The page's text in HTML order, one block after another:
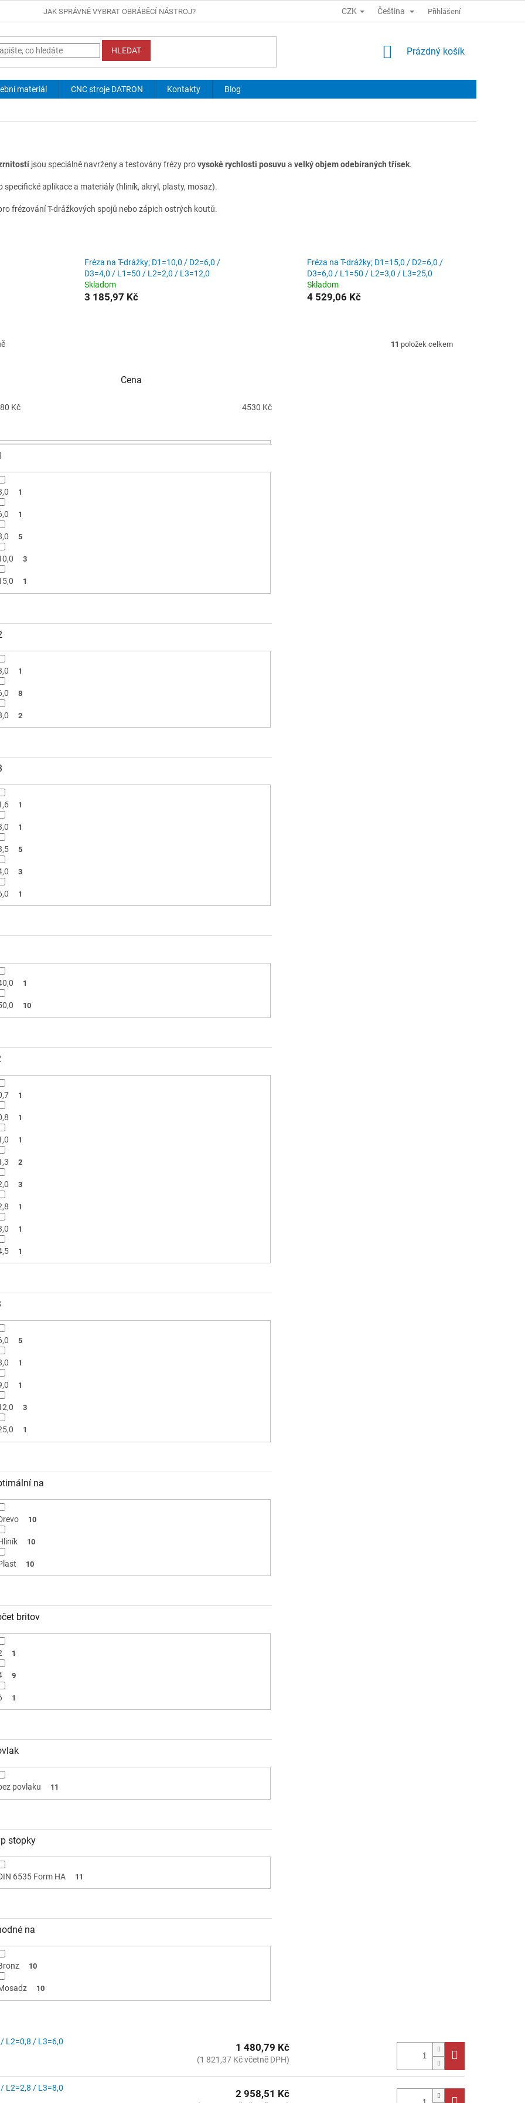
JAK SPRÁVNĚ VYBRAT OBRÁBĚCÍ NÁSTROJ? CZK Čeština Přihlášení
HLEDAT
NÁKUPNÍ
Prázdný košík
materiál CNC stroje DATRON Kontakty Blog
jsou speciálně navrženy a testovány frézy provysoké rychlosti posuvu a velký objem odebíraných třísek.
aplikace a materiály (hliník, akryl, plasty, mosaz).
frézování T-drážkových spojů nebo zápich ostrých koutů.
Fréza na T-drážky; D1=10,0 / D2=6,0 /
D3=4,0 / L1=50 / L2=2,0 / L3=12,0
Skladom
3 185,97 Kč
Fréza na T-drážky; D1=15,0 / D2=6,0 /
D3=6,0 / L1=50 / L2=3,0 / L3=25,0
Skladom
4 529,06 Kč
11 položek celkem
Cena
Kč 4530 Kč
1
1
5
3
1
1
8
2
1
1
5
3
1
1
10
1
1
1
2
3
1
1
1
5
1
1
3
1
na
10
10
10
britov
1
9
1
povlaku 11
stopky
6535 Form HA 11
na
10
10
L2=0,8 / L3=6,0 1 480,79 Kč
(1 821,37 Kč včetně DPH)
L2=2,8 / L3=8,0 2 958,51 Kč